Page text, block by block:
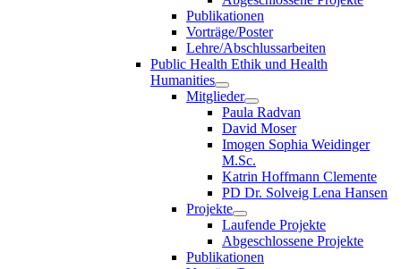
Publikationen
Vorträge/Poster
Lehre/Abschlussarbeiten
Public Health Ethik und Health
Humanities
Mitglieder
Paula Radvan
David Moser
Imogen Sophia Weidinger
M.Sc.
Katrin Hoffmann Clemente
PD Dr. Solveig Lena Hansen
Projekte
Laufende Projekte
Abgeschlossene Projekte
Publikationen